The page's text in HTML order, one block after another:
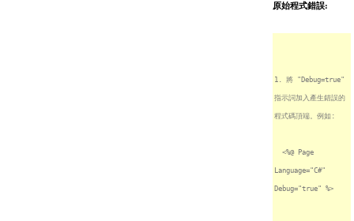
原始程式錯誤:
1. 將 "Debug=true"
指示詞加入產生錯誤的
程式碼頂端。例如:
<%@ Page
Language="C#"
Debug="true" %>